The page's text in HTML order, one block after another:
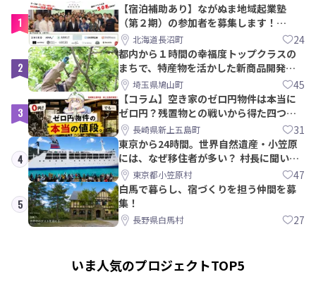
1
【宿泊補助あり】ながぬま地域起業塾
（第２期）の参加者を募集します！
【8/21〆】
北海道長沼町 24
2
都内から１時間の幸福度トップクラスの
まちで、特産物を活かした新商品開発＆
PRメンバー募集！
埼玉県鳩山町 45
3
【コラム】空き家のゼロ円物件は本当に
ゼロ円？残置物との戦いから得た四つの
教訓｜新上五島町
長崎県新上五島町 31
4
東京から24時間。世界自然遺産・小笠原
には、なぜ移住者が多い？ 村長に聞いて
みた東京都小笠原村 47
5
白馬で暮らし、宿づくりを担う仲間を募
集！
長野県白馬村 27
いま人気のプロジェクトTOP5